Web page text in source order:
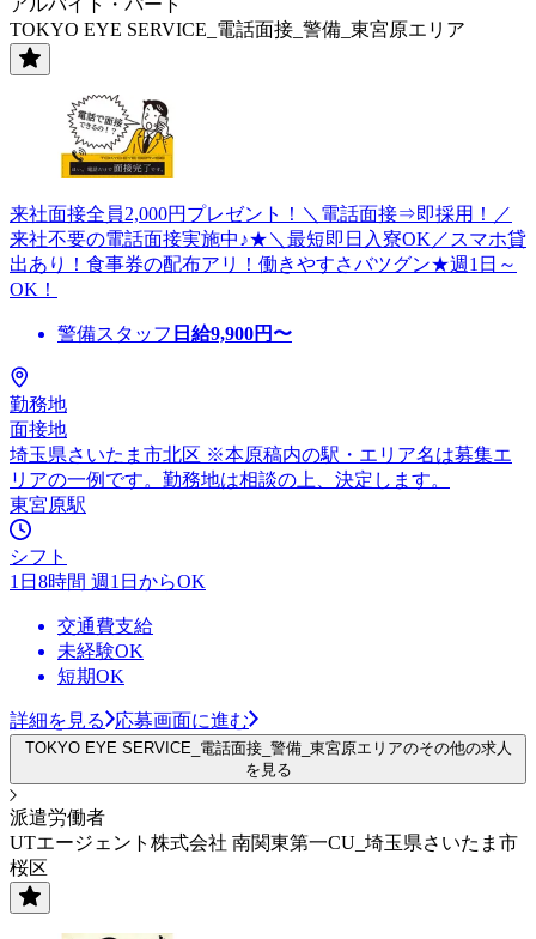
TOKYO EYE SERVICE_電話面接_警備_東宮原エリア
来社面接全員2,000円プレゼント！＼電話面接⇒即採用！／
来社不要の電話面接実施中♪★＼最短即日入寮OK／スマホ貸
出あり！食事券の配布アリ！働きやすさバツグン★週1日～
OK！
警備スタッフ 日給9,900円〜
勤務地
面接地
埼玉県さいたま市北区 ※本原稿内の駅・エリア名は募集エ
リアの一例です。勤務地は相談の上、決定します。
東宮原駅
シフト
1日8時間 週1日からOK
交通費支給
未経験OK
短期OK
詳細を見る 応募画面に進む
TOKYO EYE SERVICE_電話面接_警備_東宮原エリアのその他の求人
を見る
派遣労働者
UTエージェント株式会社 南関東第一CU_埼玉県さいたま市
桜区